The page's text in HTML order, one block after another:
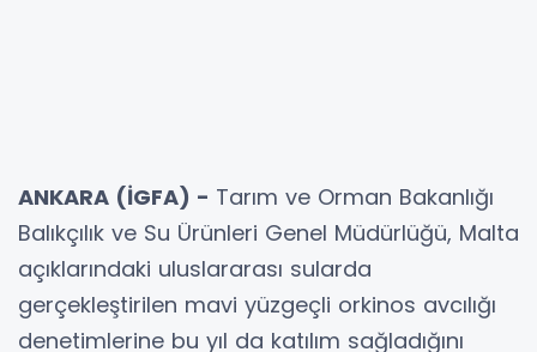
ANKARA (İGFA) - Tarım ve Orman Bakanlığı
Balıkçılık ve Su Ürünleri Genel Müdürlüğü, Malta
açıklarındaki uluslararası sularda
gerçekleştirilen mavi yüzgeçli orkinos avcılığı
denetimlerine bu yıl da katılım sağladığını